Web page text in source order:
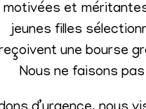
motivées et
jeunes filles
une bourse
Nous ne faisons